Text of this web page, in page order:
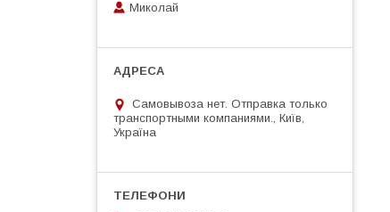
Миколай
Самовывоза нет. Отправка только
транспортными компаниями., Київ,
Україна